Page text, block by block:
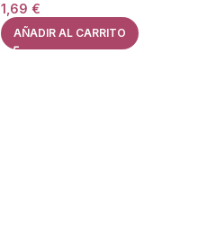
1,69 €
AÑADIR AL CARRITO